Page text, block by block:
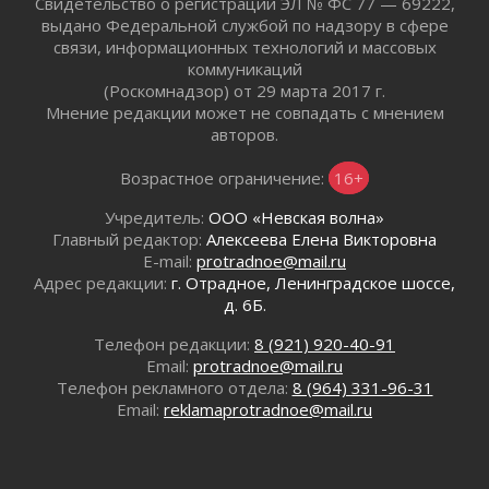
отправили на реставрацию
02 августа 2026
Ленобласть внедрила передовую подготовку
операторов БПЛА
02 августа 2026
В Ивангороде появилась «Избушка-
02 августа 2026
Юхла, мука, кантеле и Водяной
01 августа 2026
Лето катится с горки
01 августа 2026
В Ленобласти открылась экспозиция к 150-
летию Билибина
Лето без гаджетов
01 августа 2026
выдано Федеральной службой по надзору в сфере
связи, информационных технологий и массовых
коммуникаций
(Роскомнадзор) от 29 марта 2017 г.
Мнение редакции может не совпадать с мнением
авторов.
Возрастное ограничение: 16+
Учредитель: ООО «Невская волна»
Главный редактор: Алексеева Елена Викторовна
E-mail: protradnoe@mail.ru
Адрес редакции: г. Отрадное, Ленинградское шоссе,
д. 6Б.
Телефон редакции: 8 (921) 920-40-91
Email: protradnoe@mail.ru
Телефон рекламного отдела: 8 (964) 331-96-31
Email: reklamaprotradnoe@mail.ru